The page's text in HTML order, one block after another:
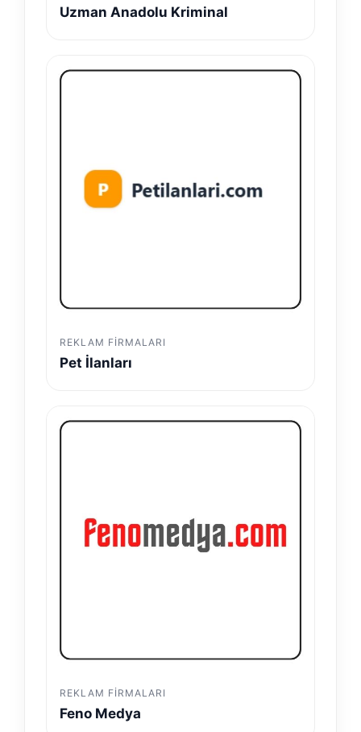
Uzman Anadolu Kriminal
REKLAM FIRMALARI
Pet İlanları
REKLAM FIRMALARI
Feno Medya